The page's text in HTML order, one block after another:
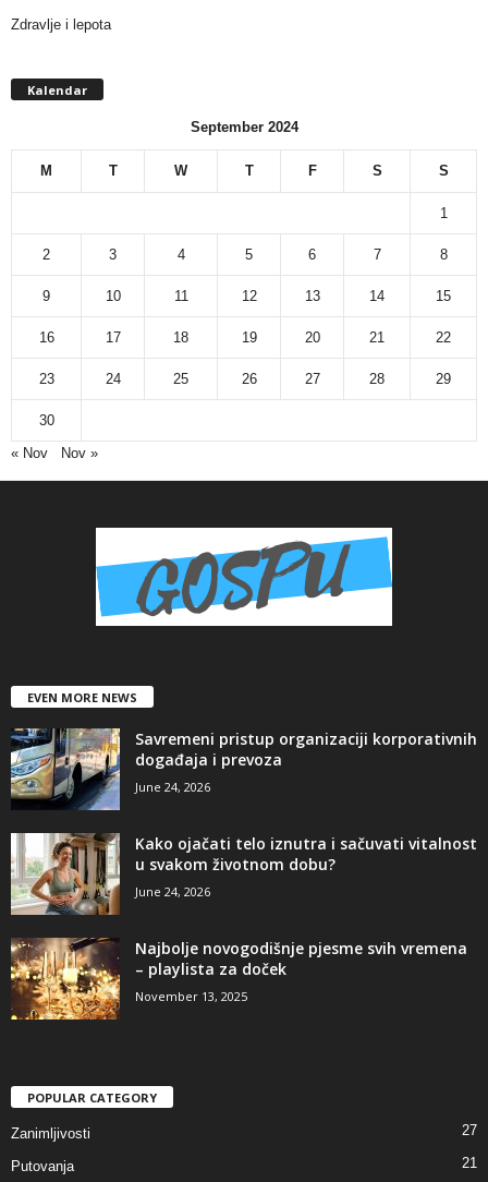
Zdravlje i lepota
Kalendar
September 2024
M T W T F S S
1
2 3 4 5 6 7 8
9 10 11 12 13 14 15
16 17 18 19 20 21 22
23 24 25 26 27 28 29
30
« Nov
Nov »
EVEN MORE NEWS
Savremeni pristup organizaciji korporativnih
događaja i prevoza
June 24, 2026
Kako ojačati telo iznutra i sačuvati vitalnost
u svakom životnom dobu?
June 24, 2026
Najbolje novogodišnje pjesme svih vremena
– playlista za doček
November 13, 2025
POPULAR CATEGORY
Zanimljivosti 27
Putovanja 21